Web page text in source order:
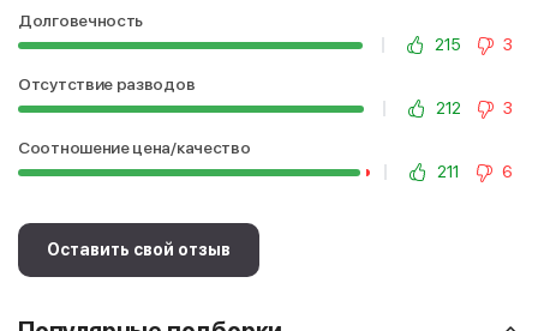
Долговечность
215
3
Отсутствие разводов
212
3
Соотношение цена/качество
211
6
Оставить свой отзыв